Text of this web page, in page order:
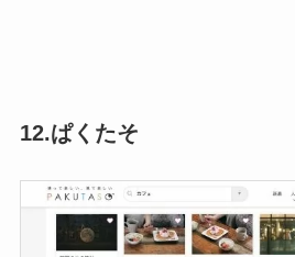
12.ぱくたそ